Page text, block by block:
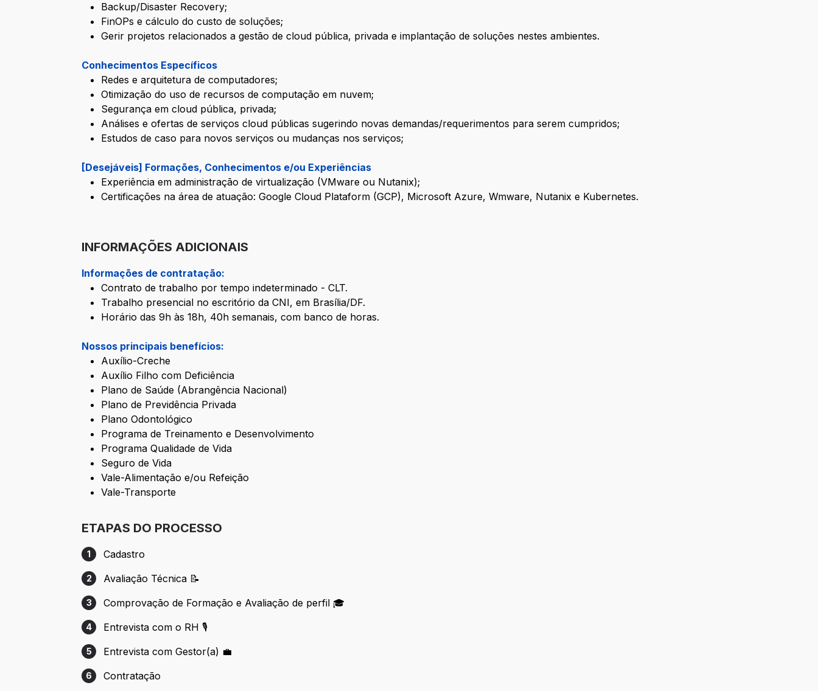
Backup/Disaster Recovery;
FinOPs e cálculo do custo de soluções;
Gerir projetos relacionados a gestão de cloud pública, privada e implantação de soluções nestes ambientes.
Conhecimentos Específicos
Redes e arquitetura de computadores;
Otimização do uso de recursos de computação em nuvem;
Segurança em cloud pública, privada;
Análises e ofertas de serviços cloud públicas sugerindo novas demandas/requerimentos para serem cumpridos;
Estudos de caso para novos serviços ou mudanças nos serviços;
[Desejáveis] Formações, Conhecimentos e/ou Experiências
Experiência em administração de virtualização (VMware ou Nutanix);
Certificações na área de atuação: Google Cloud Plataform (GCP), Microsoft Azure, Wmware, Nutanix e Kubernetes.
INFORMAÇÕES ADICIONAIS
Informações de contratação:
Contrato de trabalho por tempo indeterminado - CLT.
Trabalho presencial no escritório da CNI, em Brasília/DF.
Horário das 9h às 18h, 40h semanais, com banco de horas.
Nossos principais benefícios:
Auxílio-Creche
Auxílio Filho com Deficiência
Plano de Saúde (Abrangência Nacional)
Plano de Previdência Privada
Plano Odontológico
Programa de Treinamento e Desenvolvimento
Programa Qualidade de Vida
Seguro de Vida
Vale-Alimentação e/ou Refeição
Vale-Transporte
ETAPAS DO PROCESSO
Etapa 1: Cadastro
1 Cadastro
Etapa 2: Avaliação Técnica 📝
2 Avaliação Técnica 📝
Etapa 3: Comprovação de Formação e Avaliação de perfil 🎓
3 Comprovação de Formação e Avaliação de perfil 🎓
Etapa 4: Entrevista com o RH 🎙️
4 Entrevista com o RH 🎙️
Etapa 5: Entrevista com Gestor(a) 💼
5 Entrevista com Gestor(a) 💼
Etapa 6: Contratação
6 Contratação